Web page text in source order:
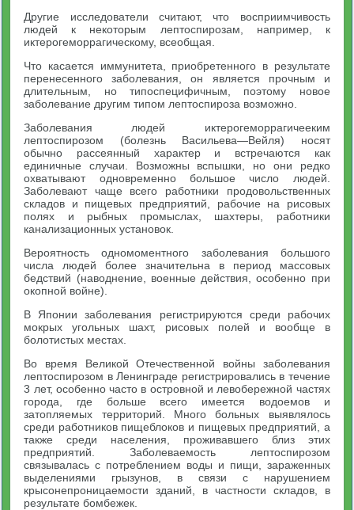
Другие исследователи считают, что восприимчивость
людей к некоторым лептоспирозам, например, к
иктерогеморрагическому, всеобщая.
Что касается иммунитета, приобретенного в результате
перенесенного заболевания, он является прочным и
длительным, но типоспецифичным, поэтому новое
заболевание другим типом лептоспироза возможно.
Заболевания людей иктерогеморрагичееким
лептоспирозом (болезнь Васильева—Вейля) носят
обычно рассеянный характер и встречаются как
единичные случаи. Возможны вспышки, но они редко
охватывают одновременно большое число людей.
Заболевают чаще всего работники продовольственных
складов и пищевых предприятий, рабочие на рисовых
полях и рыбных промыслах, шахтеры, работники
канализационных установок.
Вероятность одномоментного заболевания большого
числа людей более значительна в период массовых
бедствий (наводнение, военные действия, особенно при
окопной войне).
В Японии заболевания регистрируются среди рабочих
мокрых угольных шахт, рисовых полей и вообще в
болотистых местах.
Во время Великой Отечественной войны заболевания
лептоспирозом в Ленинграде регистрировались в течение
3 лет, особенно часто в островной и левобережной частях
города, где больше всего имеется водоемов и
затопляемых территорий. Много больных выявлялось
среди работников пищеблоков и пищевых предприятий, а
также среди населения, проживавшего близ этих
предприятий. Заболеваемость лептоспирозом
связывалась с потреблением воды и пищи, зараженных
выделениями грызунов, в связи с нарушением
крысонепроницаемости зданий, в частности складов, в
результате бомбежек.